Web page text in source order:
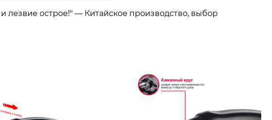
острое!" — Китайское производство, выбор